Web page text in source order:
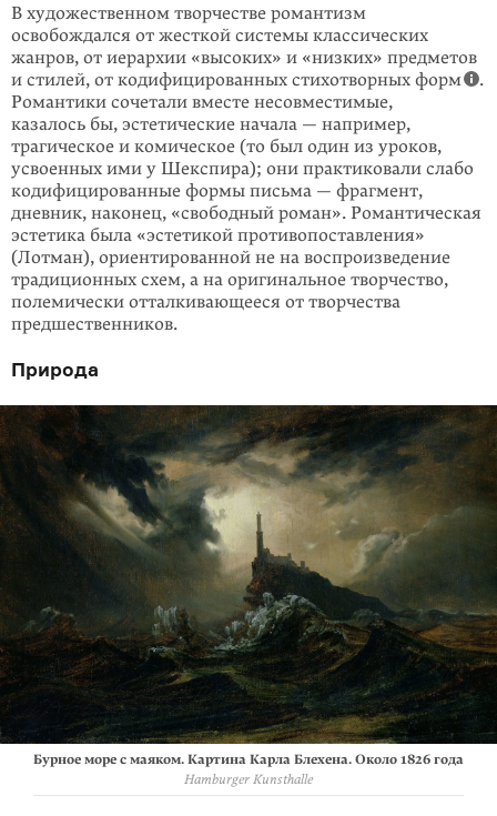
В художественном творчестве романтизм
освобождался от жесткой системы классических
жанров, от иерархии «высоких» и «низких» предметов
и стилей, от кодифицированных стихотворных форм
.
Романтики сочетали вместе несовместимые,
казалось бы, эстетические начала — например,
трагическое и комическое (то был один из уроков,
усвоенных ими у Шекспира); они практи­ковали слабо
кодифицированные формы письма — фрагмент,
дневник, наконец, «свободный роман». Романтическая
эстетика была «эстетикой противопоставления»
(Лотман), ориентированной не на воспроизведение
традиционных схем, а на оригинальное творчество,
полемически отталки­вающееся от творчества
предшественников.
Природа
Бурное море с маяком. Картина Карла Блехена. Около 1826 года
Hamburger Kunsthalle